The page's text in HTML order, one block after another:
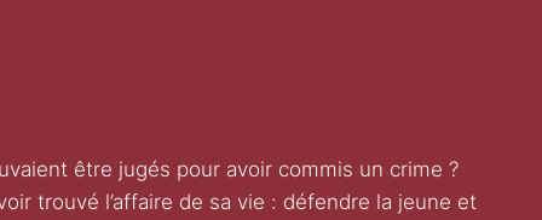
être jugés pour avoir commis un crime ?
trouvé l’affaire de sa vie : défendre la jeune et